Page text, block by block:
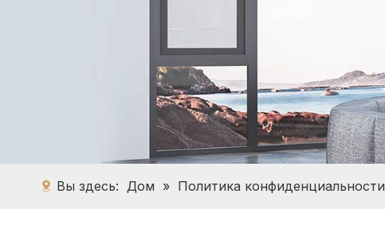
Вы здесь: Дом » Политика конфиденциальности